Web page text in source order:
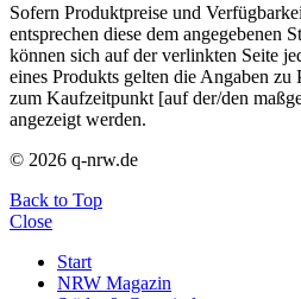
Sofern Produktpreise und
entsprechen diese dem angegebenen
können sich auf der verlinkten Seite
eines Produkts gelten die Angaben
zum Kaufzeitpunkt [auf der/den
angezeigt werden.
© 2026 q-nrw.de
Back to Top
Close
Start
NRW Magazin